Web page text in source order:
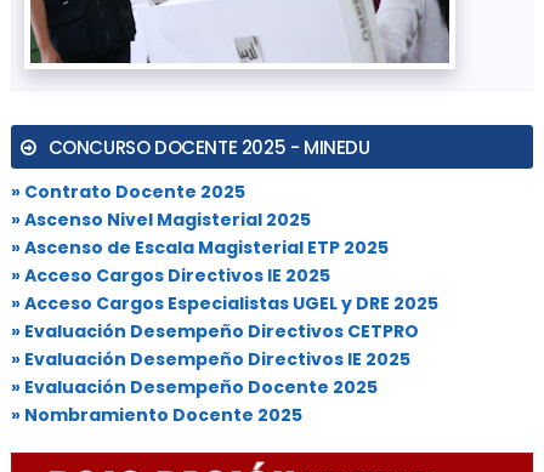
CONCURSO DOCENTE 2025 - MINEDU
» Contrato Docente 2025
» Ascenso Nivel Magisterial 2025
» Ascenso de Escala Magisterial ETP 2025
» Acceso Cargos Directivos IE 2025
» Acceso Cargos Especialistas UGEL y DRE 2025
» Evaluación Desempeño Directivos CETPRO
» Evaluación Desempeño Directivos IE 2025
» Evaluación Desempeño Docente 2025
» Nombramiento Docente 2025